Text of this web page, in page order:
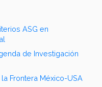
ASG en
de Investigación
Frontera México-USA